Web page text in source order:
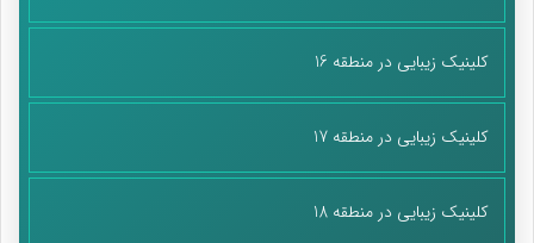
کلینیک زیبایی در منطقه 16
کلینیک زیبایی در منطقه 17
کلینیک زیبایی در منطقه 18